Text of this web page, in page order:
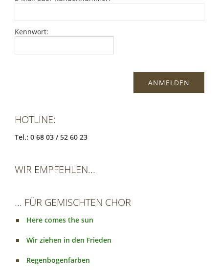
Kennwort:
HOTLINE:
Tel.: 0 68 03 / 52 60 23
WIR EMPFEHLEN...
... FÜR GEMISCHTEN CHOR
Here comes the sun
Wir ziehen in den Frieden
Regenbogenfarben